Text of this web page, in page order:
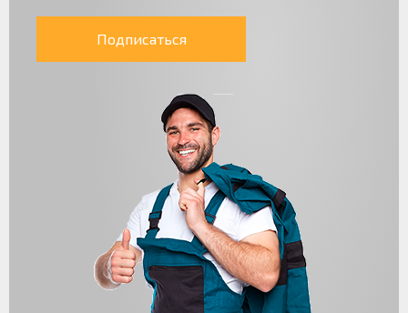
Подписаться